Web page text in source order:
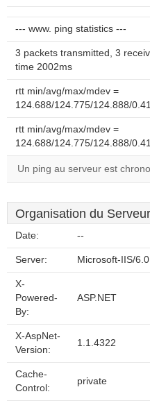
--- www. ping statistics ---
3 packets transmitted, 3
time 2002ms
rtt min/avg/max/mdev =
124.688/124.775/124.888/
rtt min/avg/max/mdev =
124.688/124.775/124.888/
Un ping au serveur est
Organisation du Serveur
Date: --
Server: Microsoft-IIS/6.0
X-
Powered-
By:
ASP.NET
X-AspNet-
Version:
1.1.4322
Cache-
Control:
private